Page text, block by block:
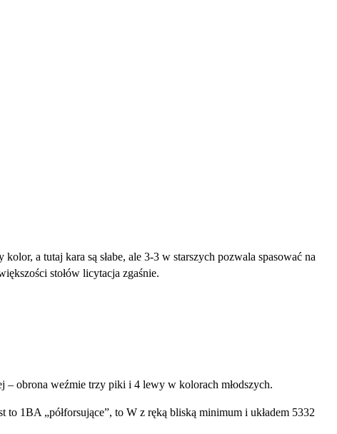
a tutaj kara są słabe, ale 3-3 w starszych pozwala spasować na
stołów licytacja zgaśnie.
– obrona weźmie trzy piki i 4 lewy w kolorach młodszych.
1BA „półforsujące”, to W z ręką bliską minimum i układem 5332